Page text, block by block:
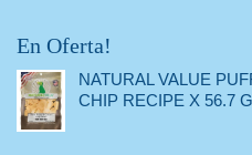
En Oferta!
NATURAL VALUE
CHIP RECIPE X 56.7